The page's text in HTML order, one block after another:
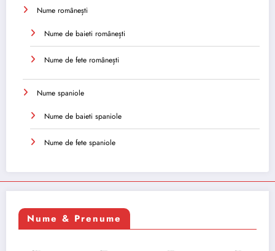
Nume românești
Nume de baieti românești
Nume de fete românești
Nume spaniole
Nume de baieti spaniole
Nume de fete spaniole
Nume & Prenume